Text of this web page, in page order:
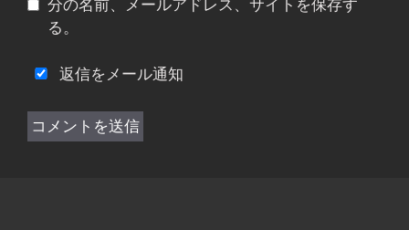
分の名前、メールアドレス、サイトを保存す
る。
返信をメール通知